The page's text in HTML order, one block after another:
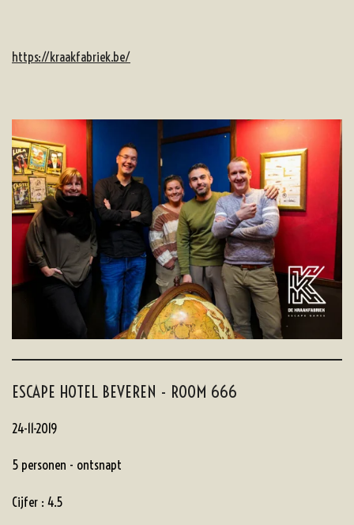
https://kraakfabriek.be/
ESCAPE HOTEL BEVEREN - ROOM 666
24-11-2019
5 personen - ontsnapt
Cijfer : 4.5